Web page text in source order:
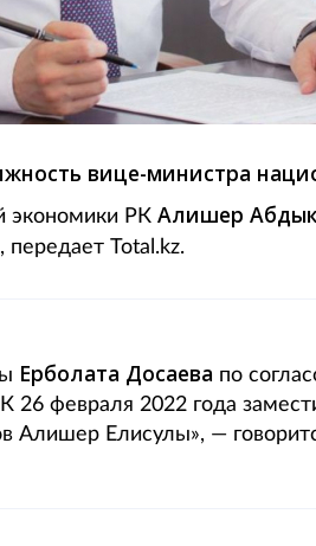
вице-министра
экономики РК Алишер
Total.kz.
Ерболата Досаева по
26 февраля 2022 года
Алишер Елисулы», —